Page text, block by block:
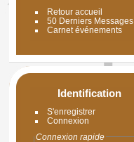
Retour accueil
50 Derniers Messages
Carnet événements
Identification
S'enregistrer
Connexion
Connexion rapide